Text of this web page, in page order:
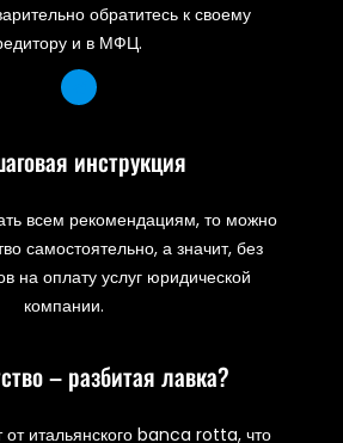
обратитесь к своему
и в МФЦ.
инструкция
всем рекомендациям, то можно
самостоятельно, а значит, без
на оплату услуг юридической
компании.
– разбитая лавка?
от итальянского banca rotta, что